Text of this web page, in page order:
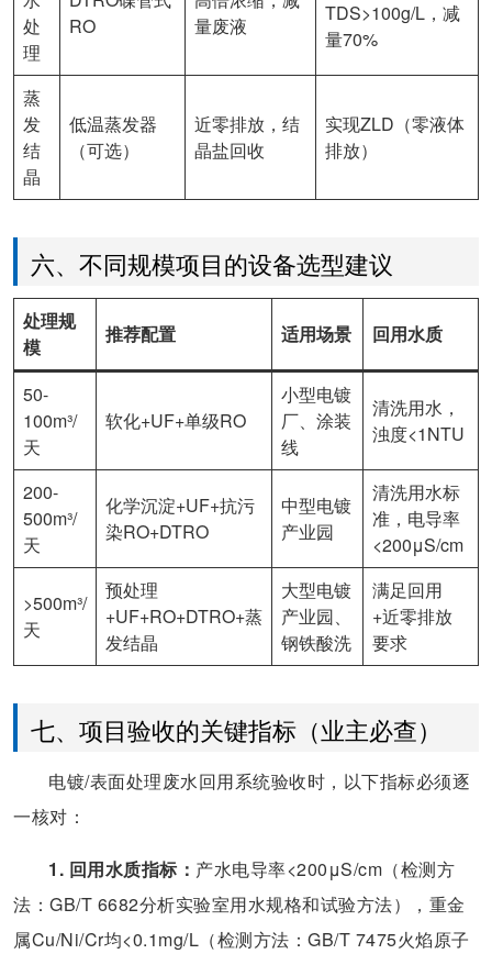
处
理
RO
量废液
TDS>100g/L，减
量70%
蒸
发
结
晶
低温蒸发器
（可选）
近零排放，结
晶盐回收
实现ZLD（零液体
排放）
六、不同规模项目的设备选型建议
处理规
模
推荐配置 适用场景 回用水质
50-
100m³/
天
软化+UF+单级RO
小型电镀
厂、涂装
线
清洗用水，
浊度<1NTU
200-
500m³/
天
化学沉淀+UF+抗污
染RO+DTRO
中型电镀
产业园
清洗用水标
准，电导率
<200μS/cm
>500m³/
天
预处理
+UF+RO+DTRO+蒸
发结晶
大型电镀
产业园、
钢铁酸洗
满足回用
+近零排放
要求
七、项目验收的关键指标（业主必查）
电镀/表面处理废水回用系统验收时，以下指标必须逐
一核对：
1. 回用水质指标： 产水电导率<200μS/cm（检测方
法：GB/T 6682分析实验室用水规格和试验方法），重金
属Cu/Ni/Cr均<0.1mg/L（检测方法：GB/T 7475火焰原子